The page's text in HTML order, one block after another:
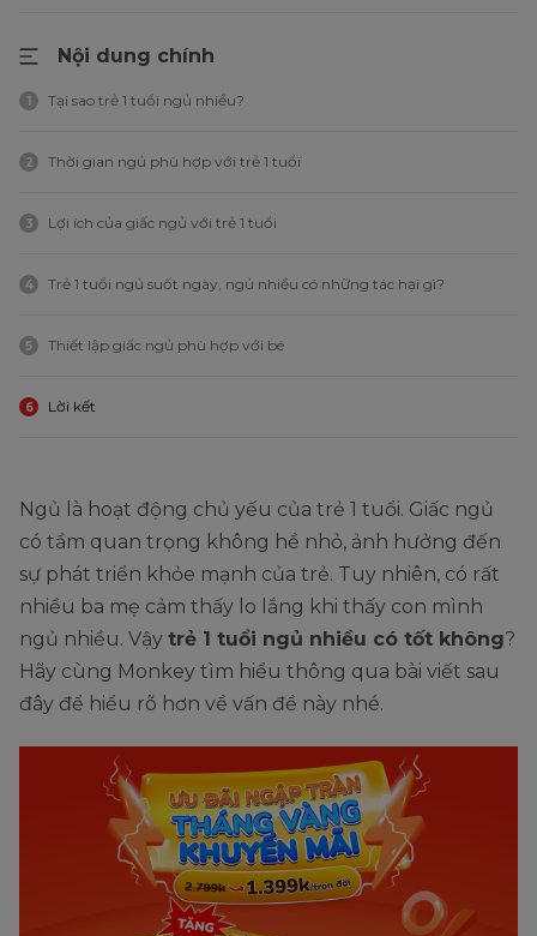
Nội dung chính
1 Tại sao trẻ 1 tuổi ngủ nhiều?
2 Thời gian ngủ phù hợp với trẻ 1 tuổi
3 Lợi ích của giấc ngủ với trẻ 1 tuổi
4 Trẻ 1 tuổi ngủ suốt ngày, ngủ nhiều có những tác hại gì?
5 Thiết lập giấc ngủ phù hợp với bé
6 Lời kết
Ngủ là hoạt động chủ yếu của trẻ 1 tuổi. Giấc ngủ
có tầm quan trọng không hề nhỏ, ảnh hưởng đến
sự phát triển khỏe mạnh của trẻ. Tuy nhiên, có rất
nhiều ba mẹ cảm thấy lo lắng khi thấy con mình
ngủ nhiều. Vậy trẻ 1 tuổi ngủ nhiều có tốt không?
Hãy cùng Monkey tìm hiểu thông qua bài viết sau
đây để hiểu rõ hơn về vấn đề này nhé.